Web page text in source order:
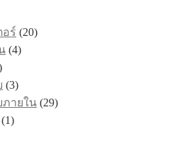
อร์ (20)
(4)
(3)
ภายใน (29)
(1)